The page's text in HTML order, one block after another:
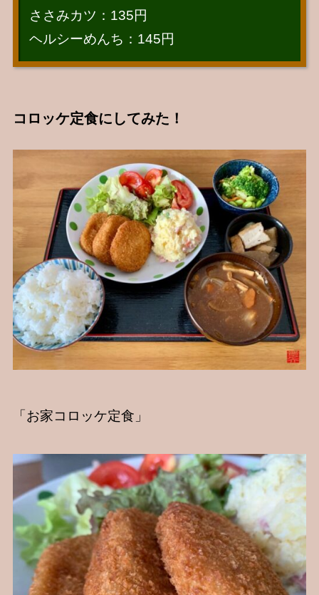
ささみカツ：135円
ヘルシーめんち：145円
コロッケ定食にしてみた！
「お家コロッケ定食」